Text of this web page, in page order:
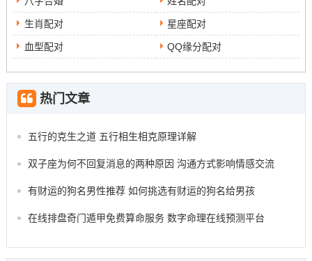
向。
未来的研究可以进一步介绍其他星座与天蝎座的互动关
系，尤其是在不同情境下星座特征的表现和影响。这将为
星座学的研究提供更为丰富的视角与数据支持。
生肖配对 星座配对
血型配对 QQ缘分配对
热门文章
五行的克生之道 五行相生相克原理详解
双子座为何不回复消息的两种原因 沟通方式影响情感交流
有财运的狗名男性推荐 如何挑选有财运的狗名给男孩
在线排盘奇门遁甲免费算命服务 数字命理在线预测平台